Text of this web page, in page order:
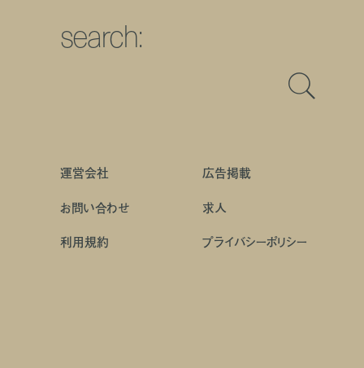
search:
運営会社
広告掲載
お問い合わせ
求人
利用規約 プライバシーポリシー